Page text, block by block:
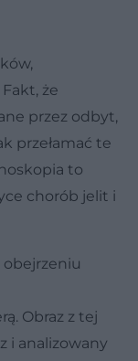
że
przez odbyt,
przełamać te
to
chorób jelit i
Obraz z tej
i analizowany